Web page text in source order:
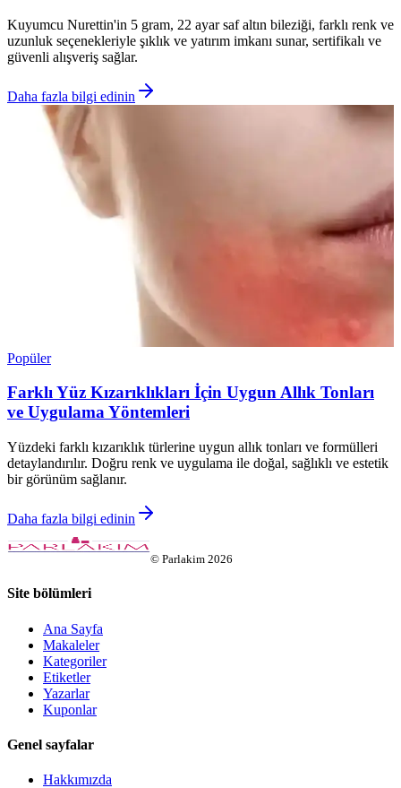
Kuyumcu Nurettin'in 5 gram, 22 ayar saf altın bileziği, farklı renk ve
uzunluk seçenekleriyle şıklık ve yatırım imkanı sunar, sertifikalı ve
güvenli alışveriş sağlar.
Daha fazla bilgi edinin
Popüler
Farklı Yüz Kızarıklıkları İçin Uygun Allık Tonları
ve Uygulama Yöntemleri
Yüzdeki farklı kızarıklık türlerine uygun allık tonları ve formülleri
detaylandırılır. Doğru renk ve uygulama ile doğal, sağlıklı ve estetik
bir görünüm sağlanır.
Daha fazla bilgi edinin
© Parlakim 2026
Site bölümleri
Ana Sayfa
Makaleler
Kategoriler
Etiketler
Yazarlar
Kuponlar
Genel sayfalar
Hakkımızda